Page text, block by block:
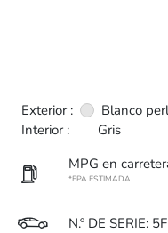
Exterior :
Blanco
Interior :
Gris
MPG en
*EPA ESTIMADA
N.º DE SERIE: